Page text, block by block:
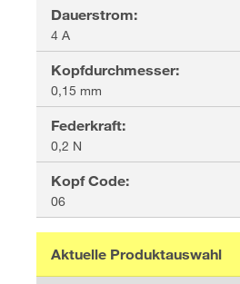
Dauerstrom:
4 A
Kopfdurchmesser:
0,15 mm
Federkraft:
0,2 N
Kopf Code:
06
Aktuelle Produktauswahl